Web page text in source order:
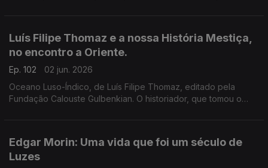
Luís Filipe Thomaz e a nossa História Mestiça,
no encontro a Oriente.
Ep. 102
02 jun. 2026
Oceano Luso-Índico, de Luís Filipe Thomaz, editado pela
Fundação Calouste Gulbenkian. O historiador, que tomou o
Edgar Morin: Uma vida que foi um século de
Luzes